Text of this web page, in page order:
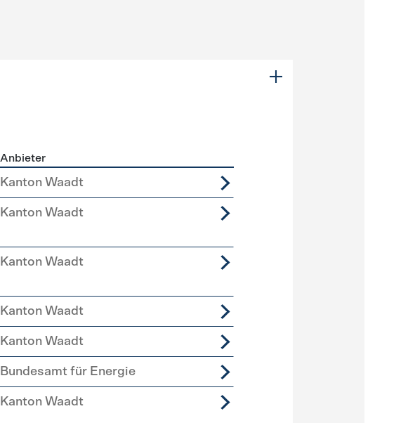
Anbieter
Kanton Waadt
Kanton Waadt
Kanton Waadt
Kanton Waadt
Kanton Waadt
Bundesamt für Energie
Kanton Waadt